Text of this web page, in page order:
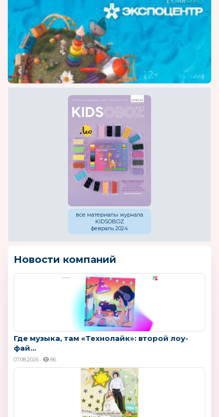
все материалы журнала
KIDSOBOZ
февраль 2024
Новости компаний
Где музыка, там «Технолайк»: второй лоу-
фай...
07.08.2026 86